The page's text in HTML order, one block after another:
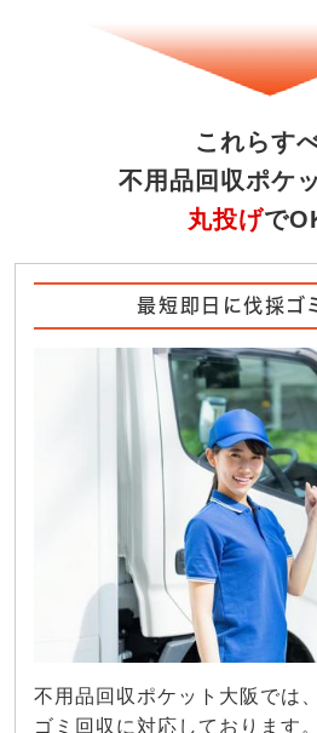
これらす
不用品回収ポケ
丸投げで
最短即日に伐採ゴ
不用品回収ポケット大阪では
ゴミ回収に対応しております